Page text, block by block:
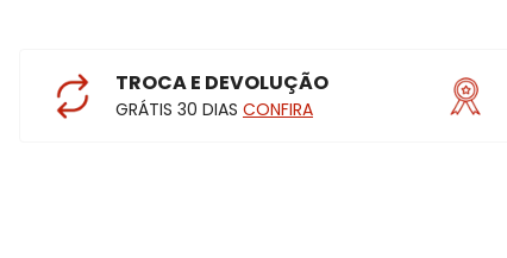
TROCA E DEVOLUÇÃO
GRÁTIS 30 DIAS CONFIRA